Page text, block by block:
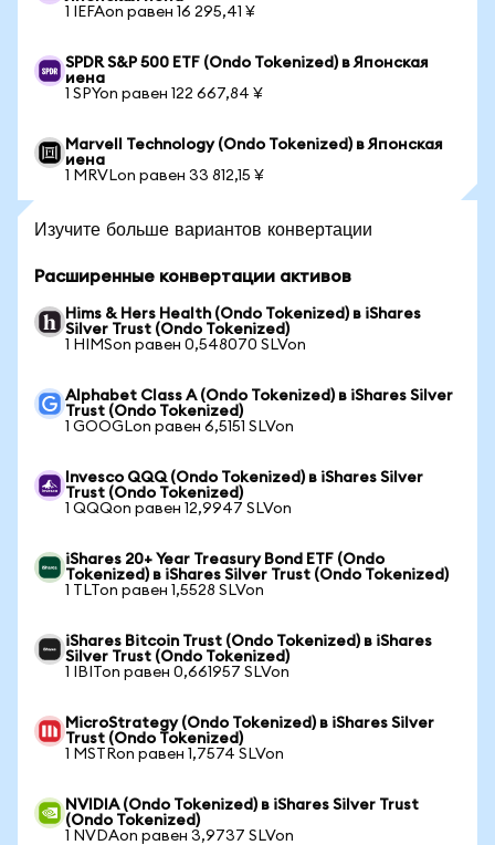
1 IEFAon равен 16 295,41 ¥
SPDR S&P 500 ETF (Ondo Tokenized) в Японская
иена
1 SPYon равен 122 667,84 ¥
Marvell Technology (Ondo Tokenized) в Японская
иена
1 MRVLon равен 33 812,15 ¥
Изучите больше вариантов конвертации
Расширенные конвертации активов
Hims & Hers Health (Ondo Tokenized) в iShares
Silver Trust (Ondo Tokenized)
1 HIMSon равен 0,548070 SLVon
Alphabet Class A (Ondo Tokenized) в iShares Silver
Trust (Ondo Tokenized)
1 GOOGLon равен 6,5151 SLVon
Invesco QQQ (Ondo Tokenized) в iShares Silver
Trust (Ondo Tokenized)
1 QQQon равен 12,9947 SLVon
iShares 20+ Year Treasury Bond ETF (Ondo
Tokenized) в iShares Silver Trust (Ondo Tokenized)
1 TLTon равен 1,5528 SLVon
iShares Bitcoin Trust (Ondo Tokenized) в iShares
Silver Trust (Ondo Tokenized)
1 IBITon равен 0,661957 SLVon
MicroStrategy (Ondo Tokenized) в iShares Silver
Trust (Ondo Tokenized)
1 MSTRon равен 1,7574 SLVon
NVIDIA (Ondo Tokenized) в iShares Silver Trust
(Ondo Tokenized)
1 NVDAon равен 3,9737 SLVon